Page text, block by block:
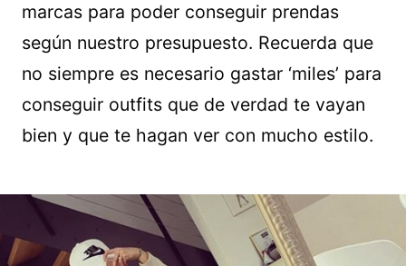
marcas para poder conseguir prendas
según nuestro presupuesto. Recuerda que
no siempre es necesario gastar ‘miles’ para
conseguir outfits que de verdad te vayan
bien y que te hagan ver con mucho estilo.